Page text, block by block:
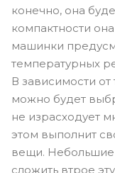
конечно, она
компактности
машинки
температурных
В зависимости
можно будет
не израсходует
этом выполнит
вещи.
сложить втрое